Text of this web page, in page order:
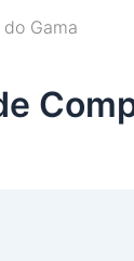
Gama